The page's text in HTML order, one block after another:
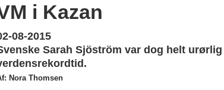
i Kazan
08-2015
Sarah Sjöström var dog helt
Nora Thomsen